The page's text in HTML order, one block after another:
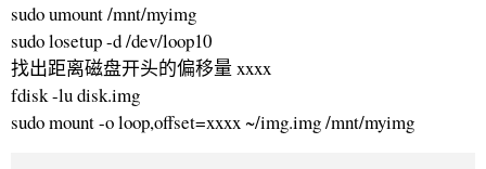
sudo umount /mnt/myimg
sudo losetup -d /dev/loop10
找出距离磁盘开头的偏移量 xxxx
fdisk -lu disk.img
sudo mount -o loop,offset=xxxx ~/img.img /mnt/myimg